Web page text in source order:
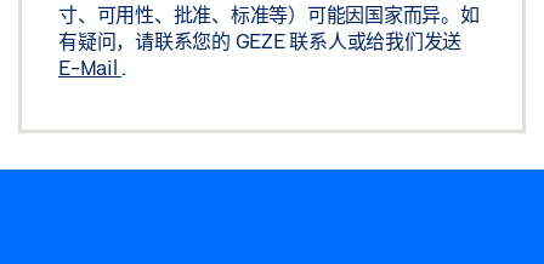
寸、可用性、批准、标准等）可能因国家而异。如
有疑问，请联系您的 GEZE 联系人或给我们发送
E-Mail